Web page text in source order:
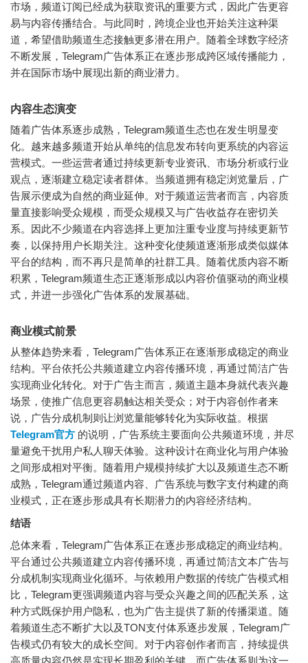
市场，频道订阅已经成为获取资讯的重要方式，因此广告更容
易与内容传播结合。与此同时，跨境企业也开始关注这种渠
道，希望借助频道生态接触更多潜在用户。随着全球数字经济
不断发展，Telegram广告体系正在逐步形成跨区域传播能力，
并在国际市场中展现出新的商业潜力。
内容生态演变
随着广告体系逐步成熟，Telegram频道生态也在发生明显变
化。越来越多频道开始从单纯的信息发布转向更系统的内容运
营模式。一些运营者通过持续更新专业资讯、市场分析或行业
观点，逐渐建立稳定读者群体。当频道拥有稳定浏览量后，广
告展示便成为自然的商业延伸。对于频道运营者而言，内容质
量直接影响受众规模，而受众规模又与广告收益存在密切关
系。因此不少频道在内容选择上更加注重专业度与持续更新节
奏，以保持用户长期关注。这种变化使频道逐渐形成类似媒体
平台的结构，而不再只是简单的社群工具。随着优质内容不断
积累，Telegram频道生态正逐渐形成以内容价值驱动的商业模
式，并进一步强化广告体系的发展基础。
商业模式前景
从整体趋势来看，Telegram广告体系正在逐渐形成稳定的商业
结构。平台依托公共频道建立内容传播环境，再通过简洁广告
实现商业化转化。对于广告主而言，频道主题本身就代表兴趣
场景，使推广信息更容易触达相关受众；对于内容创作者来
说，广告分成机制则让浏览量能够转化为实际收益。根据
Telegram官方 的说明，广告系统主要面向公共频道环境，并尽
量避免干扰用户私人聊天体验。这种设计在商业化与用户体验
之间形成相对平衡。随着用户规模持续扩大以及频道生态不断
成熟，Telegram通过频道内容、广告系统与数字支付构建的商
业模式，正在逐步形成具有长期潜力的内容经济结构。
结语
总体来看，Telegram广告体系正在逐步形成稳定的商业结构。
平台通过公共频道建立内容传播环境，再通过简洁文本广告与
分成机制实现商业化循环。与依赖用户数据的传统广告模式相
比，Telegram更强调频道内容与受众兴趣之间的匹配关系，这
种方式既保护用户隐私，也为广告主提供了新的传播渠道。随
着频道生态不断扩大以及TON支付体系逐步发展，Telegram广
告模式仍有较大的成长空间。对于内容创作者而言，持续提供